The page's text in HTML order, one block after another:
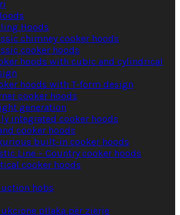
Hoods
chimney cooker hoods
cooker hoods
hoods with cubic and cylindrical
hoods with T-form design
cooker hoods
generation
integrated cooker hoods
cooker hoods
built-in cooker hoods
Line – Country cooker hoods
cooker hoods
hobs
pllaka për zierje